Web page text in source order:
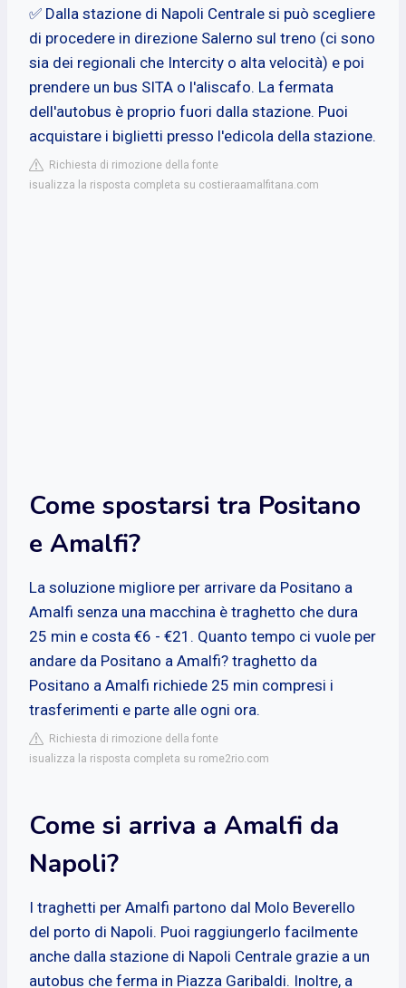
✅ Dalla stazione di Napoli Centrale si può scegliere
di procedere in direzione Salerno sul treno (ci sono
sia dei regionali che Intercity o alta velocità) e poi
prendere un bus SITA o l'aliscafo. La fermata
dell'autobus è proprio fuori dalla stazione. Puoi
acquistare i biglietti presso l'edicola della stazione.
Richiesta di rimozione della fonte
isualizza la risposta completa su costieraamalfitana.com
Come spostarsi tra Positano
e Amalfi?
La soluzione migliore per arrivare da Positano a
Amalfi senza una macchina è traghetto che dura
25 min e costa €6 - €21. Quanto tempo ci vuole per
andare da Positano a Amalfi? traghetto da
Positano a Amalfi richiede 25 min compresi i
trasferimenti e parte alle ogni ora.
Richiesta di rimozione della fonte
isualizza la risposta completa su rome2rio.com
Come si arriva a Amalfi da
Napoli?
I traghetti per Amalfi partono dal Molo Beverello
del porto di Napoli. Puoi raggiungerlo facilmente
anche dalla stazione di Napoli Centrale grazie a un
autobus che ferma in Piazza Garibaldi. Inoltre, a